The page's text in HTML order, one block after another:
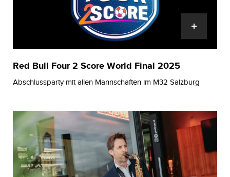
Red Bull Four 2 Score World Final 2025
Abschlussparty mit allen Mannschaften im M32 Salzburg